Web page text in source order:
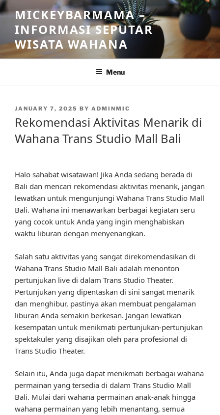
Skip
to
content
MICKEYBARMAMA –
INFORMASI SEPUTAR
WISATA WAHANA
Menu
POSTED
JANUARY 7, 2025 BY ADMINMIC
Rekomendasi Aktivitas Menarik di
Wahana Trans Studio Mall Bali
Halo sahabat wisatawan! Jika Anda sedang berada di
Bali dan mencari rekomendasi aktivitas menarik, jangan
lewatkan untuk mengunjungi Wahana Trans Studio Mall
Bali. Wahana ini menawarkan berbagai kegiatan seru
yang cocok untuk Anda yang ingin menghabiskan
waktu liburan dengan menyenangkan.
Salah satu aktivitas yang sangat direkomendasikan di
Wahana Trans Studio Mall Bali adalah menonton
pertunjukan live di dalam Trans Studio Theater.
Pertunjukan yang dipentaskan di sini sangat menarik
dan menghibur, pastinya akan membuat pengalaman
liburan Anda semakin berkesan. Jangan lewatkan
kesempatan untuk menikmati pertunjukan-pertunjukan
spektakuler yang disajikan oleh para profesional di
Trans Studio Theater.
Selain itu, Anda juga dapat menikmati berbagai wahana
permainan yang tersedia di dalam Trans Studio Mall
Bali. Mulai dari wahana permainan anak-anak hingga
wahana permainan yang lebih menantang, semua